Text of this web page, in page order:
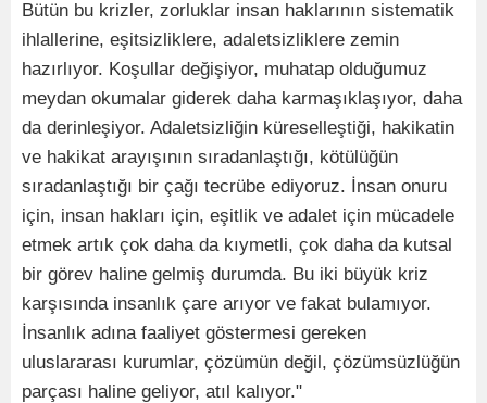
Bütün bu krizler, zorluklar insan haklarının sistematik
ihlallerine, eşitsizliklere, adaletsizliklere zemin
hazırlıyor. Koşullar değişiyor, muhatap olduğumuz
meydan okumalar giderek daha karmaşıklaşıyor, daha
da derinleşiyor. Adaletsizliğin küreselleştiği, hakikatin
ve hakikat arayışının sıradanlaştığı, kötülüğün
sıradanlaştığı bir çağı tecrübe ediyoruz. İnsan onuru
için, insan hakları için, eşitlik ve adalet için mücadele
etmek artık çok daha da kıymetli, çok daha da kutsal
bir görev haline gelmiş durumda. Bu iki büyük kriz
karşısında insanlık çare arıyor ve fakat bulamıyor.
İnsanlık adına faaliyet göstermesi gereken
uluslararası kurumlar, çözümün değil, çözümsüzlüğün
parçası haline geliyor, atıl kalıyor."